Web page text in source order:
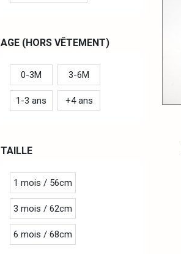
AGE (HORS VÊTEMENT)
0-3M 3-6M
1-3 ans +4 ans
TAILLE
1 mois / 56cm
3 mois / 62cm
6 mois / 68cm